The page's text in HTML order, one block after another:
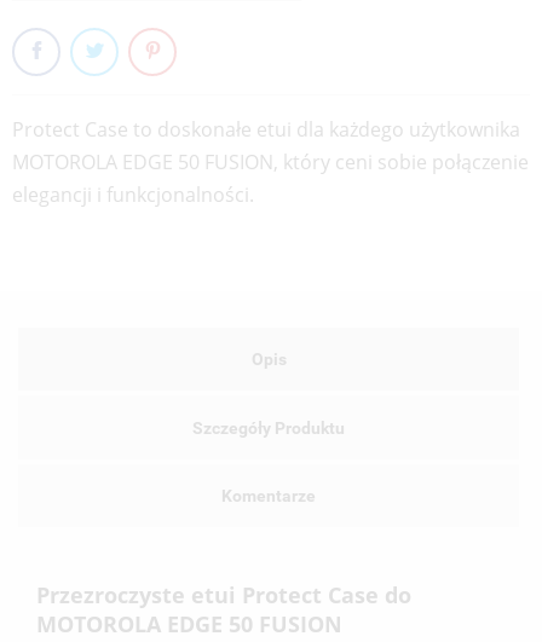
Protect Case to doskonałe etui dla każdego użytkownika
MOTOROLA EDGE 50 FUSION, który ceni sobie połączenie
elegancji i funkcjonalności.
Opis
Szczegóły Produktu
Komentarze
Przezroczyste etui Protect Case do
MOTOROLA EDGE 50 FUSION